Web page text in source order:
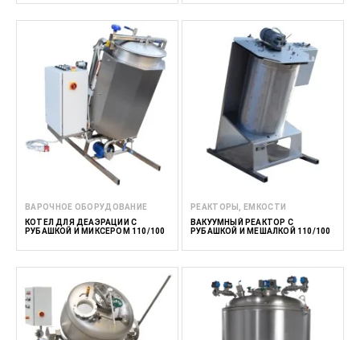
ВАРОЧНОЕ ОБОРУДОВАНИЕ
КОТЕЛ ДЛЯ ДЕАЭРАЦИИ С
РУБАШКОЙ И МИКСЕРОМ 110/100
РЕАКТОРЫ, ЕМКОСТИ
ВАКУУМНЫЙ РЕАКТОР С
РУБАШКОЙ И МЕШАЛКОЙ 110/100